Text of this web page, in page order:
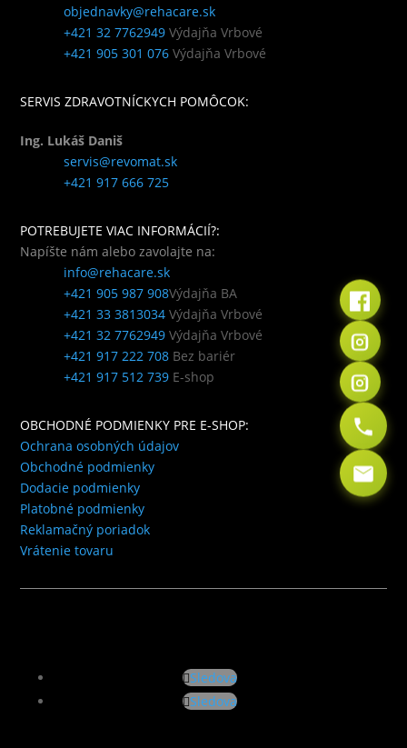
objednavky@rehacare.sk
+421 32 7762949Výdajňa Vrbové
+421 905 301 076Výdajňa Vrbové
SERVIS ZDRAVOTNÍCKYCH POMÔCOK:
Ing. Lukáš Daniš
servis@revomat.sk
+421 917 666 725
POTREBUJETE VIAC INFORMÁCIÍ?:
Napíšte nám alebo zavolajte na:
info@rehacare.sk
+421 905 987 908Výdajňa BA
+421 33 3813034Výdajňa Vrbové
+421 32 7762949Výdajňa Vrbové
+421 917 222 708Bez bariér
+421 917 512 739E-shop
OBCHODNÉ PODMIENKY PRE E-SHOP:
Ochrana osobných údajov
Obchodné podmienky
Dodacie podmienky
Platobné podmienky
Reklamačný poriadok
Vrátenie tovaru
Sledova
Sledova